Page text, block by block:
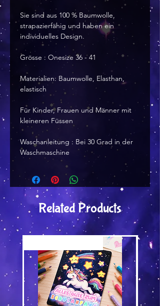
Sie sind aus 100 % Baumwolle,
strapazierfähig und haben ein
individuelles Design.
Grösse : Onesize 36 - 41
Materialien: Baumwolle, Elasthan,
elastisch
Für Kinder, Frauen und Männer mit
kleineren Füssen
Waschanleitung : Bei 30 Grad in der
Waschmaschine
Related Products